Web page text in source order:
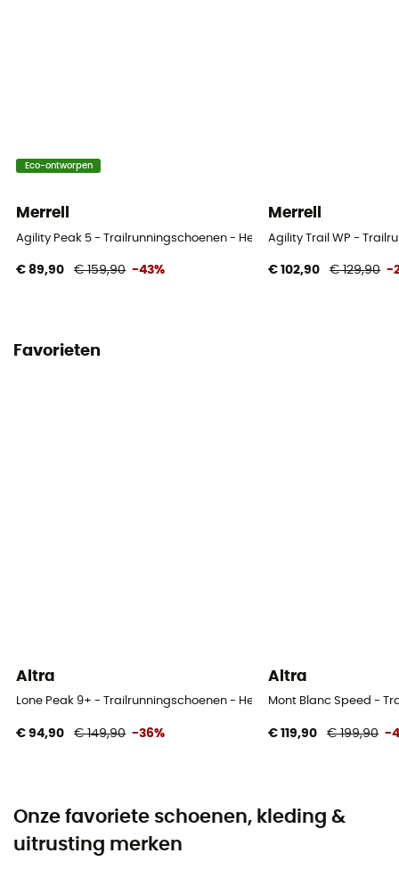
Eco-ontworpen
Merrell
Agility Peak 5 - Trailrunningschoenen - Heren
€ 89,90 € 159,90 -43%
Merrell
Agility Trail WP -
€ 102,90 € 129,90 -
Favorieten
Altra
Lone Peak 9+ - Trailrunningschoenen - Heren
€ 94,90 € 149,90 -36%
Altra
Mont Blanc Speed -
€ 119,90 € 199,90 -
Onze favoriete schoenen, kleding &
uitrusting merken